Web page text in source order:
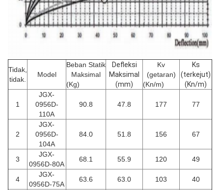
Tidak,
tidak.
Model
Beban Statik
Maksimal
(Kg)
Defleksi
Maksimal
(mm)
Kv
(getaran)
(Kn/m)
Ks
(terkejut)
(Kn/m)
1
JGX-
0956D-
110A
90.8 47.8 177 77
2
JGX-
0956D-
104A
84.0 51.8 156 67
3
JGX-
0956D-80A
68.1 55.9 120 49
4
JGX-
0956D-75A
63.6 63.0 103 40